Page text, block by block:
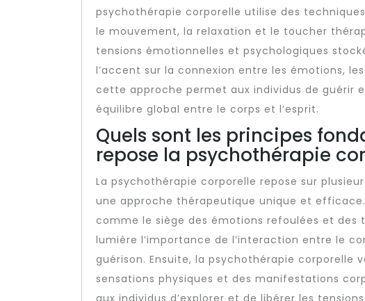
psychothérapie corporelle utilise des
le mouvement, la relaxation et le toucher
tensions émotionnelles et psychologiques
l’accent sur la connexion entre les émotions,
cette approche permet aux individus de guérir
équilibre global entre le corps et l’esprit.
Quels sont les principes
repose la psychothérapie
La psychothérapie corporelle repose sur
une approche thérapeutique unique et
comme le siège des émotions refoulées et des
lumière l’importance de l’interaction entre le
guérison. Ensuite, la psychothérapie corporelle
sensations physiques et des manifestations
aux individus d’explorer et de libérer les